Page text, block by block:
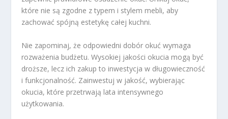
które nie są zgodne z typem i stylem mebli, aby
zachować spójną estetykę całej kuchni.
Nie zapominaj, że odpowiedni dobór okuć wymaga
rozważenia budżetu. Wysokiej jakości okucia mogą być
droższe, lecz ich zakup to inwestycja w długowieczność
i funkcjonalność. Zainwestuj w jakość, wybierając
okucia, które przetrwają lata intensywnego
użytkowania.